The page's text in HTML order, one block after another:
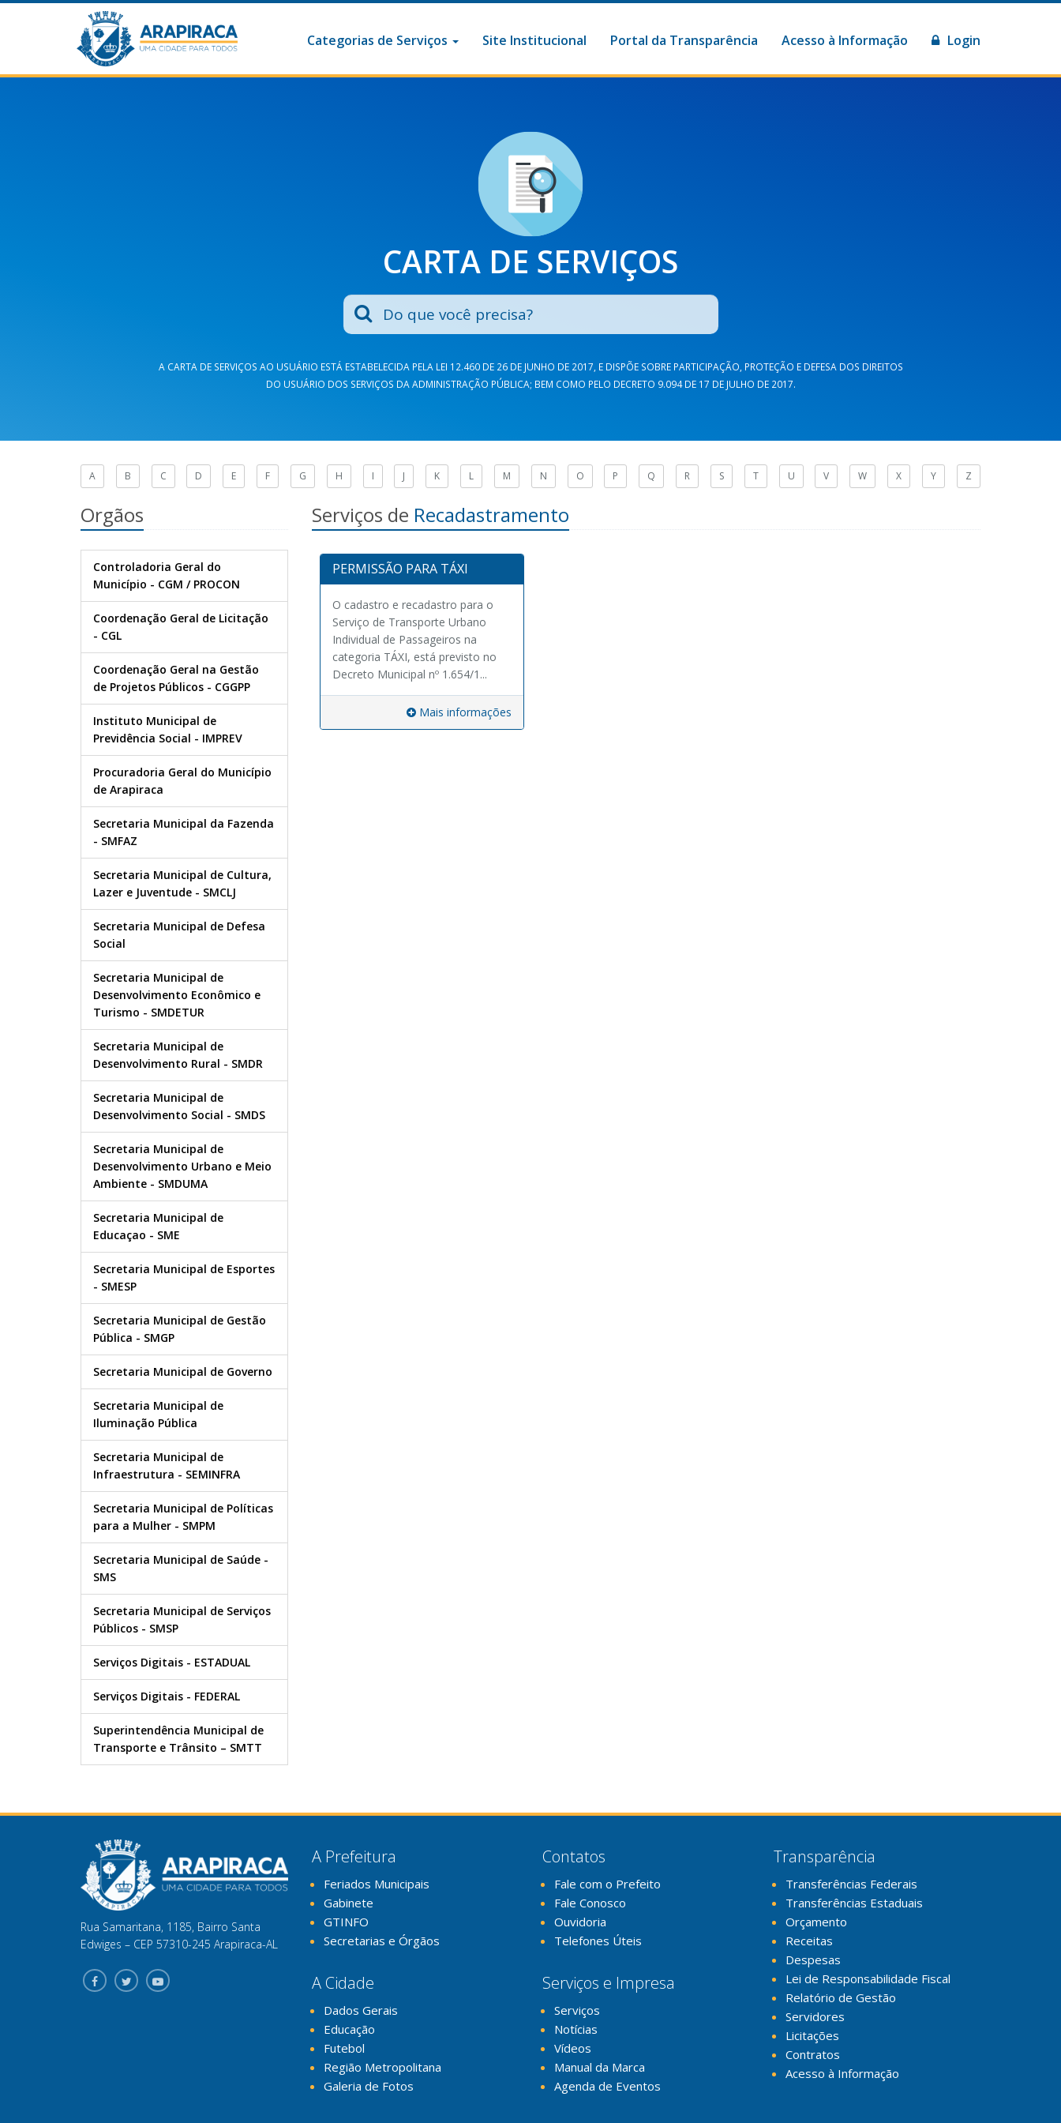
Categorias de Serviços Site Institucional Portal da Transparência Acesso à Informação Login
CARTA DE SERVIÇOS
A CARTA DE SERVIÇOS AO USUÁRIO ESTÁ ESTABELECIDA PELA LEI 12.460 DE 26 DE JUNHO DE 2017, E DISPÕE SOBRE PARTICIPAÇÃO, PROTEÇÃO E DEFESA DOS DIREITOS
DO USUÁRIO DOS SERVIÇOS DA ADMINISTRAÇÃO PÚBLICA; BEM COMO PELO DECRETO 9.094 DE 17 DE JULHO DE 2017.
A B C D E F G H I J K L M N O P Q R S T U V W X Y Z
Orgãos
Controladoria Geral do
Município - CGM / PROCON
Coordenação Geral de Licitação
- CGL
Coordenação Geral na Gestão
de Projetos Públicos - CGGPP
Instituto Municipal de
Previdência Social - IMPREV
Procuradoria Geral do Município
de Arapiraca
Secretaria Municipal da Fazenda
- SMFAZ
Secretaria Municipal de Cultura,
Lazer e Juventude - SMCLJ
Secretaria Municipal de Defesa
Social
Secretaria Municipal de
Desenvolvimento Econômico e
Turismo - SMDETUR
Secretaria Municipal de
Desenvolvimento Rural - SMDR
Secretaria Municipal de
Desenvolvimento Social - SMDS
Secretaria Municipal de
Desenvolvimento Urbano e Meio
Ambiente - SMDUMA
Secretaria Municipal de
Educaçao - SME
Secretaria Municipal de Esportes
- SMESP
Secretaria Municipal de Gestão
Pública - SMGP
Secretaria Municipal de Governo
Secretaria Municipal de
Iluminação Pública
Secretaria Municipal de
Infraestrutura - SEMINFRA
Secretaria Municipal de Políticas
para a Mulher - SMPM
Secretaria Municipal de Saúde -
SMS
Secretaria Municipal de Serviços
Públicos - SMSP
Serviços Digitais - ESTADUAL
Serviços Digitais - FEDERAL
Superintendência Municipal de
Transporte e Trânsito – SMTT
Serviços de Recadastramento
PERMISSÃO PARA TÁXI
O cadastro e recadastro para o
Serviço de Transporte Urbano
Individual de Passageiros na
categoria TÁXI, está previsto no
Decreto Municipal nº 1.654/1...
Mais informações
Rua Samaritana, 1185, Bairro Santa
Edwiges – CEP 57310-245 Arapiraca-AL
A Prefeitura
Feriados Municipais
Gabinete
GTINFO
Secretarias e Órgãos
A Cidade
Dados Gerais
Educação
Futebol
Região Metropolitana
Galeria de Fotos
Contatos
Fale com o Prefeito
Fale Conosco
Ouvidoria
Telefones Úteis
Serviços e Impresa
Serviços
Notícias
Vídeos
Manual da Marca
Agenda de Eventos
Transparência
Transferências Federais
Transferências Estaduais
Orçamento
Receitas
Despesas
Lei de Responsabilidade Fiscal
Relatório de Gestão
Servidores
Licitações
Contratos
Acesso à Informação